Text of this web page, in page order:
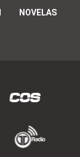
NOVELAS